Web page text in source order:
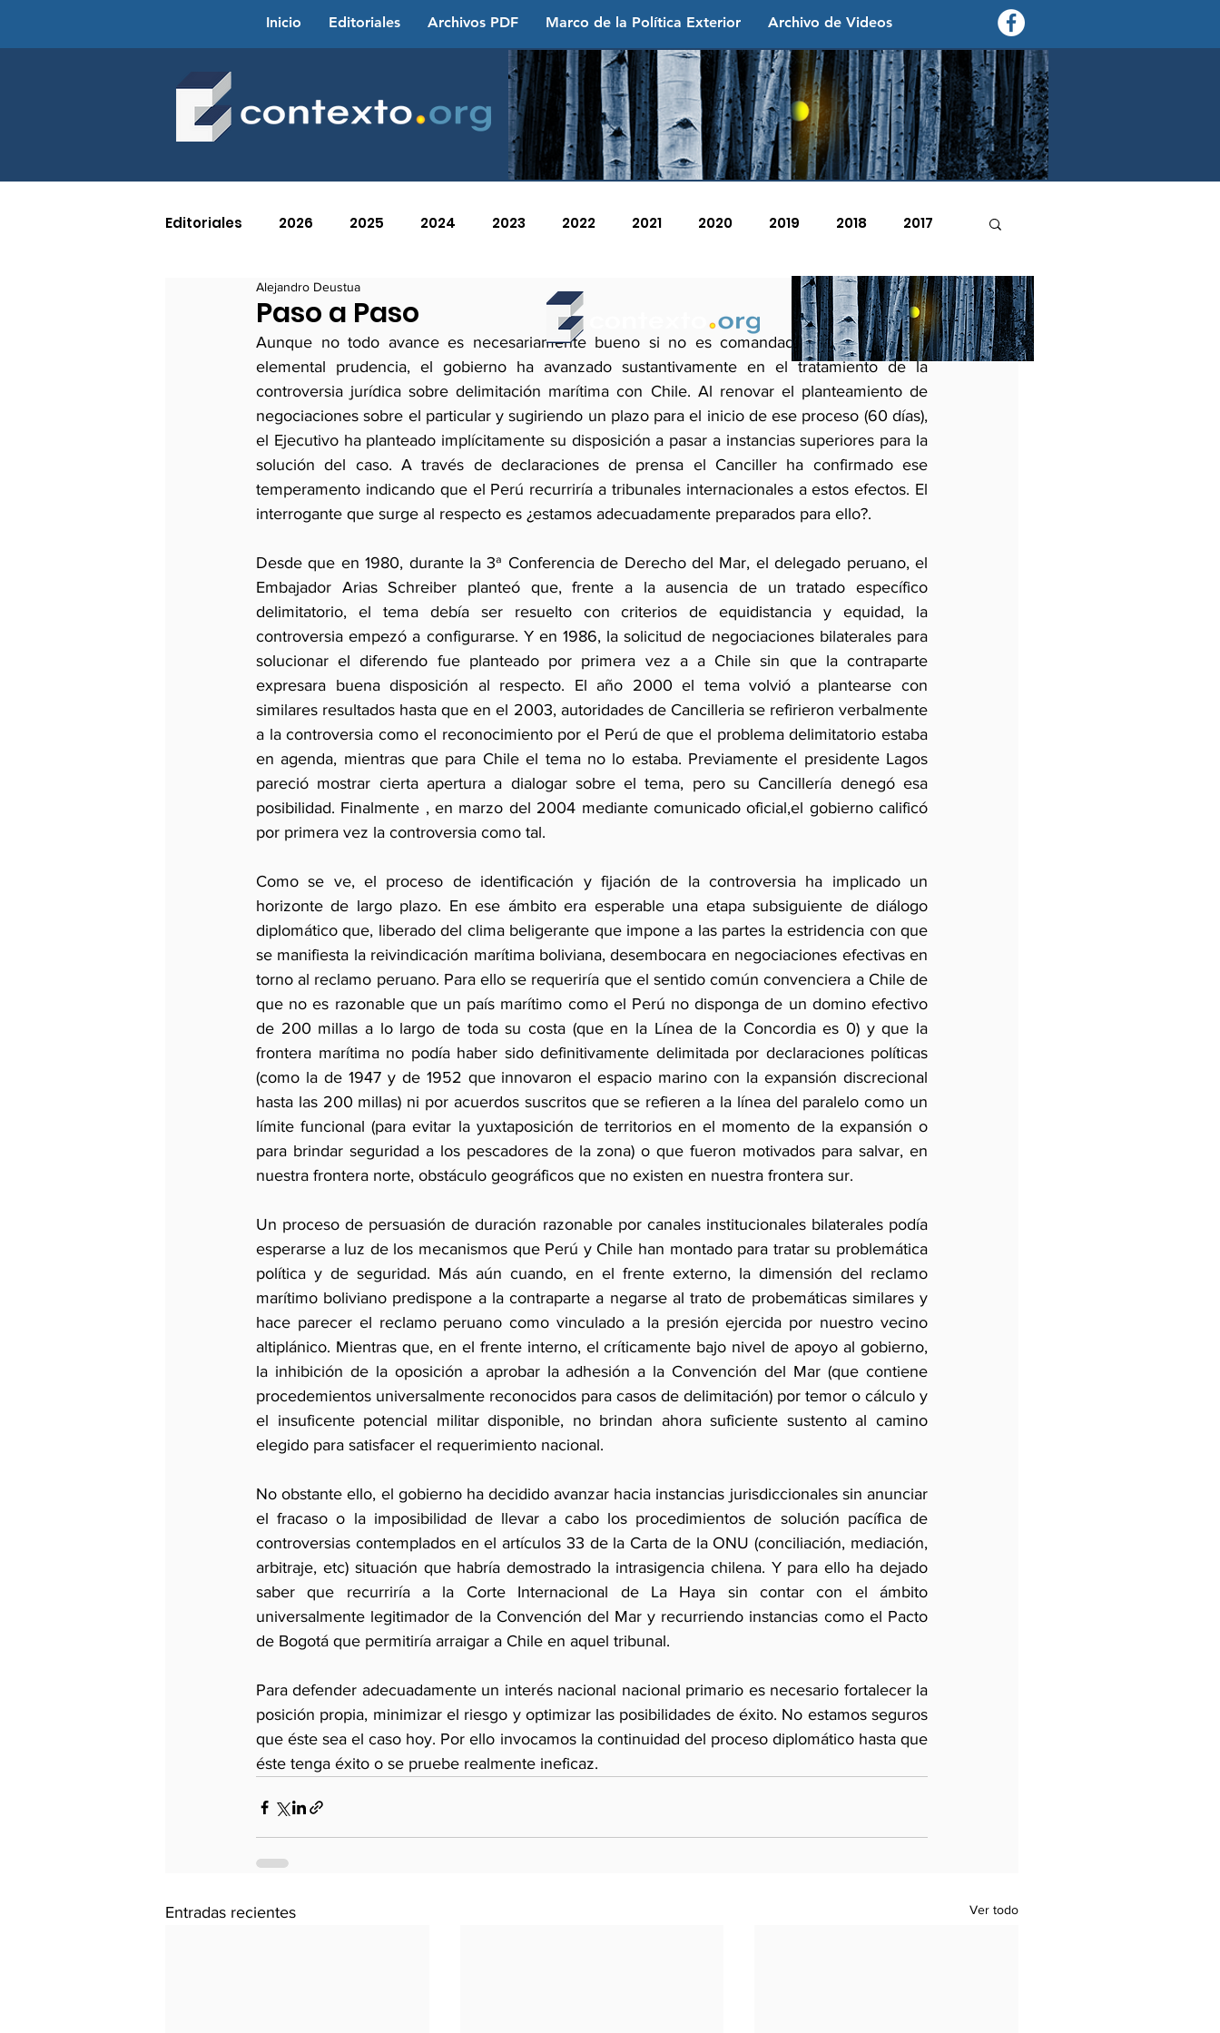
Inicio Editoriales Archivos PDF Marco de la Política Exterior Archivo de Videos
contexto - politica exterior
Editoriales 2026 2025 2024 2023 2022 2021 2020 2019 2018 2017
2015 2014 2011 2007 2006
2004 2003
Paso a Paso
Alejandro Deustua
Aunque no todo avance es necesariamente bueno si no es comandado por criterios de
elemental prudencia, el gobierno ha avanzado sustantivamente en el tratamiento de la
controversia jurídica sobre delimitación marítima con Chile. Al renovar el planteamiento de
negociaciones sobre el particular y sugiriendo un plazo para el inicio de ese proceso (60 días),
el Ejecutivo ha planteado implícitamente su disposición a pasar a instancias superiores para la
solución del caso. A través de declaraciones de prensa el Canciller ha confirmado ese
temperamento indicando que el Perú recurriría a tribunales internacionales a estos efectos. El
interrogante que surge al respecto es ¿estamos adecuadamente preparados para ello?.
Desde que en 1980, durante la 3ª Conferencia de Derecho del Mar, el delegado peruano, el
Embajador Arias Schreiber planteó que, frente a la ausencia de un tratado específico
delimitatorio, el tema debía ser resuelto con criterios de equidistancia y equidad, la
controversia empezó a configurarse. Y en 1986, la solicitud de negociaciones bilaterales para
solucionar el diferendo fue planteado por primera vez a a Chile sin que la contraparte
expresara buena disposición al respecto. El año 2000 el tema volvió a plantearse con
similares resultados hasta que en el 2003, autoridades de Cancilleria se refirieron verbalmente
a la controversia como el reconocimiento por el Perú de que el problema delimitatorio estaba
en agenda, mientras que para Chile el tema no lo estaba. Previamente el presidente Lagos
pareció mostrar cierta apertura a dialogar sobre el tema, pero su Cancillería denegó esa
posibilidad. Finalmente , en marzo del 2004 mediante comunicado oficial,el gobierno calificó
por primera vez la controversia como tal.
Como se ve, el proceso de identificación y fijación de la controversia ha implicado un
horizonte de largo plazo. En ese ámbito era esperable una etapa subsiguiente de diálogo
diplomático que, liberado del clima beligerante que impone a las partes la estridencia con que
se manifiesta la reivindicación marítima boliviana, desembocara en negociaciones efectivas en
torno al reclamo peruano. Para ello se requeriría que el sentido común convenciera a Chile de
que no es razonable que un país marítimo como el Perú no disponga de un domino efectivo
de 200 millas a lo largo de toda su costa (que en la Línea de la Concordia es 0) y que la
frontera marítima no podía haber sido definitivamente delimitada por declaraciones políticas
(como la de 1947 y de 1952 que innovaron el espacio marino con la expansión discrecional
hasta las 200 millas) ni por acuerdos suscritos que se refieren a la línea del paralelo como un
límite funcional (para evitar la yuxtaposición de territorios en el momento de la expansión o
para brindar seguridad a los pescadores de la zona) o que fueron motivados para salvar, en
nuestra frontera norte, obstáculo geográficos que no existen en nuestra frontera sur.
Un proceso de persuasión de duración razonable por canales institucionales bilaterales podía
esperarse a luz de los mecanismos que Perú y Chile han montado para tratar su problemática
política y de seguridad. Más aún cuando, en el frente externo, la dimensión del reclamo
marítimo boliviano predispone a la contraparte a negarse al trato de probemáticas similares y
hace parecer el reclamo peruano como vinculado a la presión ejercida por nuestro vecino
altiplánico. Mientras que, en el frente interno, el críticamente bajo nivel de apoyo al gobierno,
la inhibición de la oposición a aprobar la adhesión a la Convención del Mar (que contiene
procedemientos universalmente reconocidos para casos de delimitación) por temor o cálculo y
el insuficente potencial militar disponible, no brindan ahora suficiente sustento al camino
elegido para satisfacer el requerimiento nacional.
No obstante ello, el gobierno ha decidido avanzar hacia instancias jurisdiccionales sin anunciar
el fracaso o la imposibilidad de llevar a cabo los procedimientos de solución pacífica de
controversias contemplados en el artículos 33 de la Carta de la ONU (conciliación, mediación,
arbitraje, etc) situación que habría demostrado la intrasigencia chilena. Y para ello ha dejado
saber que recurriría a la Corte Internacional de La Haya sin contar con el ámbito
universalmente legitimador de la Convención del Mar y recurriendo instancias como el Pacto
de Bogotá que permitiría arraigar a Chile en aquel tribunal.
Para defender adecuadamente un interés nacional nacional primario es necesario fortalecer la
posición propia, minimizar el riesgo y optimizar las posibilidades de éxito. No estamos seguros
que éste sea el caso hoy. Por ello invocamos la continuidad del proceso diplomático hasta que
éste tenga éxito o se pruebe realmente ineficaz.
Entradas recientes Ver todo